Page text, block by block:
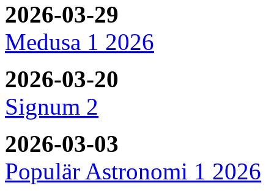
2026-03-29
Medusa 1 2026
2026-03-20
Signum 2
2026-03-03
Populär Astronomi 1 2026